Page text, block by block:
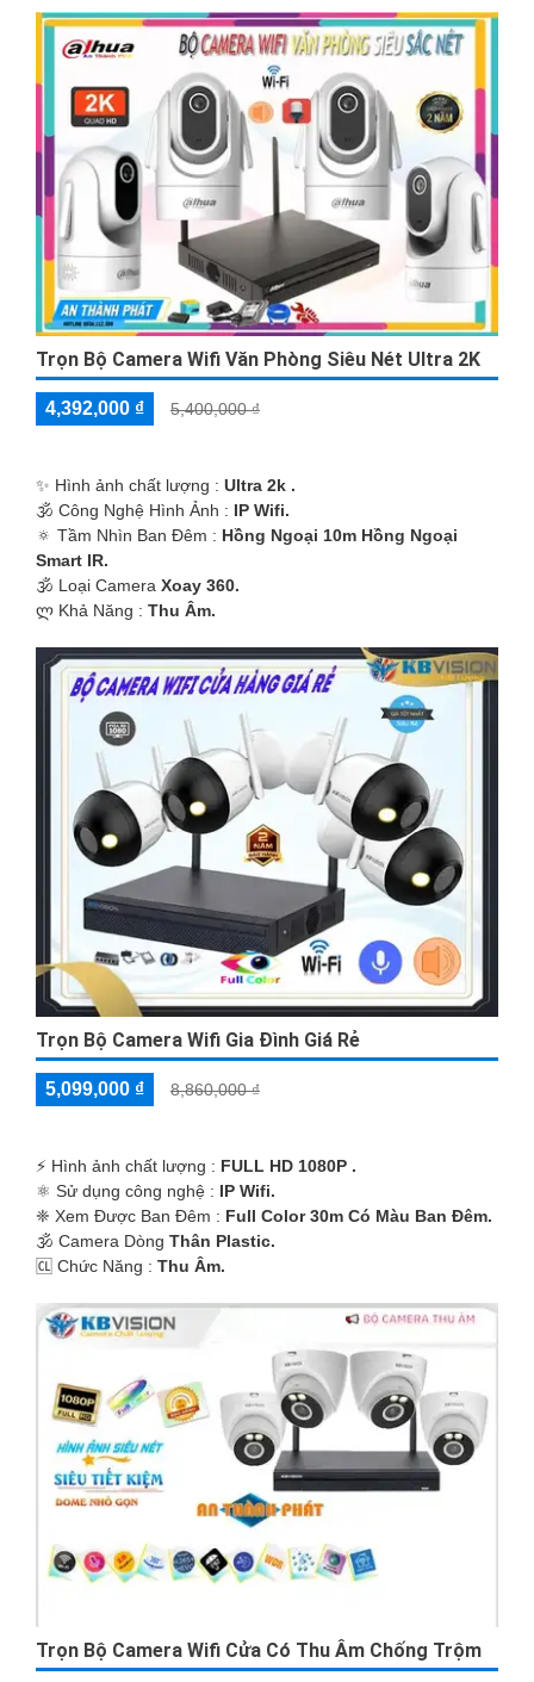
quan sát rõ ràng mọi góc nhìn quan trọng. Đảm bảo không có
vật che phủ trước camera như cây cối, tường, vv.
Thiết lập truy cập từ xa: Để có thể xem lại hình ảnh từ
camera bất kỳ nơi đâu, bạn cần cài đặt hệ thống truy cập từ xa
qua ứng dụng di động hoặc trên máy tính.
Những gợi ý trên hy vọng sẽ giúp bạn lắp đặt camera wifi trọn
bộ một cách hiệu quả và dễ dàng. Nếu bạn cần thêm thông tin
hoặc hỗ trợ khác, đừng ngần ngại để liên hệ với chúng tôi. Chúc
bạn thành công!
Trọn Bộ Camera Wifi Văn Phòng Siêu Nét Ultra 2K
4,392,000 ₫ 5,400,000 ₫
✨ Hình ảnh chất lượng : Ultra 2k .
🕉️ Công Nghệ Hình Ảnh : IP Wifi.
🔅 Tầm Nhìn Ban Đêm : Hồng Ngoại 10m Hồng Ngoại
Smart IR.
🕉️ Loại Camera Xoay 360.
️ლ Khả Năng : Thu Âm.
Trọn Bộ Camera Wifi Gia Đình Giá Rẻ
5,099,000 ₫ 8,860,000 ₫
️⚡ Hình ảnh chất lượng : FULL HD 1080P .
⚛️ Sử dụng công nghệ : IP Wifi.
❈ Xem Được Ban Đêm : Full Color 30m Có Màu Ban Ðêm.
🕉️ Camera Dòng Thân Plastic.
️🆑 Chức Năng : Thu Âm.
Trọn Bộ Camera Wifi Cửa Có Thu Âm Chống Trộm